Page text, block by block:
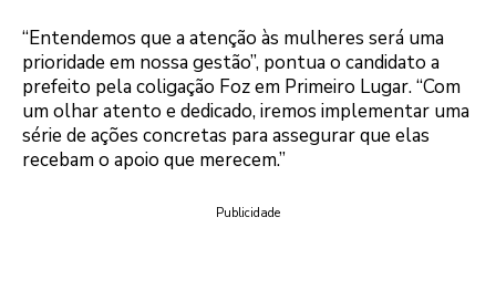
“Entendemos que a atenção às mulheres será uma
prioridade em nossa gestão”, pontua o candidato a
prefeito pela coligação Foz em Primeiro Lugar. “Com
um olhar atento e dedicado, iremos implementar uma
série de ações concretas para assegurar que elas
recebam o apoio que merecem.”
Publicidade